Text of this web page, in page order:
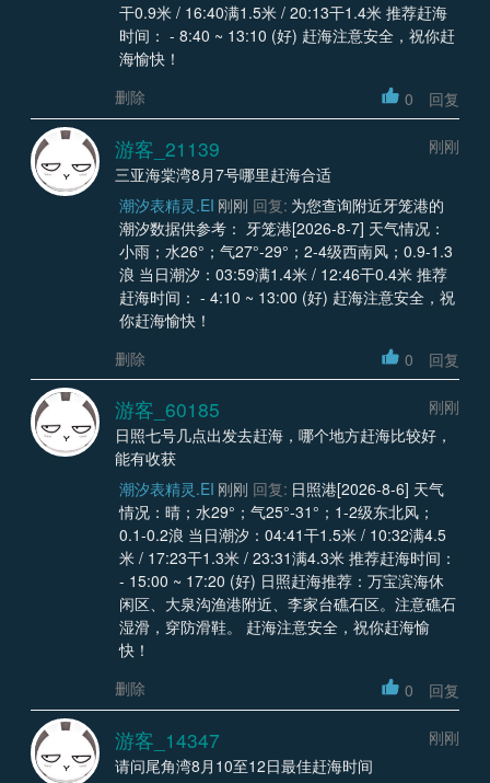
干0.9米 / 16:40满1.5米 / 20:13干1.4米 推荐赶海
时间： - 8:40 ~ 13:10 (好) 赶海注意安全，祝你赶
海愉快！
删除
0 回复
游客_21139
刚刚
三亚海棠湾8月7号哪里赶海合适
潮汐表精灵.EI 刚刚 回复: 为您查询附近牙笼港的
潮汐数据供参考： 牙笼港[2026-8-7] 天气情况：
小雨；水26°；气27°-29°；2-4级西南风；0.9-1.3
浪 当日潮汐：03:59满1.4米 / 12:46干0.4米 推荐
赶海时间： - 4:10 ~ 13:00 (好) 赶海注意安全，祝
你赶海愉快！
删除
0 回复
游客_60185
刚刚
日照七号几点出发去赶海，哪个地方赶海比较好，
能有收获
潮汐表精灵.EI 刚刚 回复: 日照港[2026-8-6] 天气
情况：晴；水29°；气25°-31°；1-2级东北风；
0.1-0.2浪 当日潮汐：04:41干1.5米 / 10:32满4.5
米 / 17:23干1.3米 / 23:31满4.3米 推荐赶海时间：
- 15:00 ~ 17:20 (好) 日照赶海推荐：万宝滨海休
闲区、大泉沟渔港附近、李家台礁石区。注意礁石
湿滑，穿防滑鞋。 赶海注意安全，祝你赶海愉
快！
删除
0 回复
游客_14347
刚刚
请问尾角湾8月10至12日最佳赶海时间